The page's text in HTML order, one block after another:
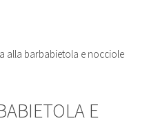
alla barbabietola e nocciole
E